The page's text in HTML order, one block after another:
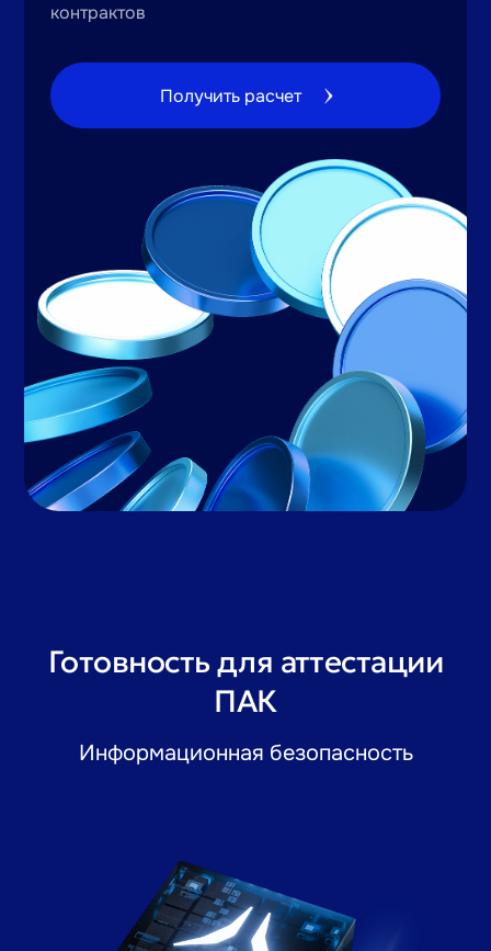
контрактов
Получить расчет
Готовность для аттестации
ПАК
Информационная безопасность